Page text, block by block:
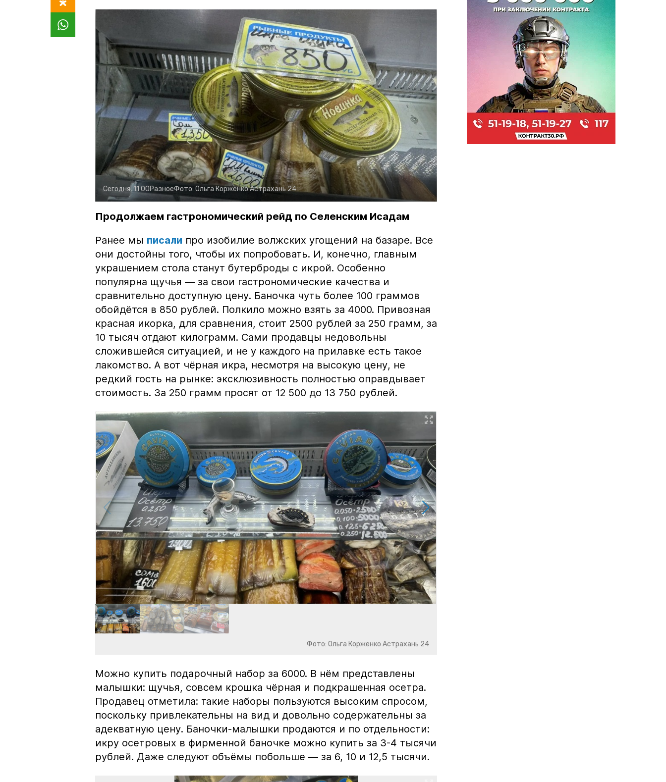
Сегодня, 11:00РазноеФото: Ольга КорженкоАстрахань 24
Продолжаем гастрономический рейд по Селенским Исадам
Ранее мы писали про изобилие волжских угощений на базаре. Все
они достойны того, чтобы их попробовать. И, конечно, главным
украшением стола станут бутерброды с икрой. Особенно
популярна щучья — за свои гастрономические качества и
сравнительно доступную цену. Баночка чуть более 100 граммов
обойдётся в 850 рублей. Полкило можно взять за 4000. Привозная
красная икорка, для сравнения, стоит 2500 рублей за 250 грамм, за
10 тысяч отдают килограмм. Сами продавцы недовольны
сложившейся ситуацией, и не у каждого на прилавке есть такое
лакомство. А вот чёрная икра, несмотря на высокую цену, не
редкий гость на рынке: эксклюзивность полностью оправдывает
стоимость. За 250 грамм просят от 12 500 до 13 750 рублей.
Фото: Ольга Корженко Астрахань 24
Можно купить подарочный набор за 6000. В нём представлены
малышки: щучья, совсем крошка чёрная и подкрашенная осетра.
Продавец отметила: такие наборы пользуются высоким спросом,
поскольку привлекательны на вид и довольно содержательны за
адекватную цену. Баночки-малышки продаются и по отдельности:
икру осетровых в фирменной баночке можно купить за 3-4 тысячи
рублей. Даже следуют объёмы побольше — за 6, 10 и 12,5 тысячи.